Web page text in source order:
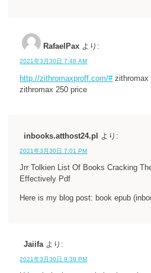
RafaelPax より:
2021年3月30日 7:48 AM
http://zithromaxproff.com/#zithromax
zithromax 250 price
inbooks.atthost24.pl より:
2021年3月30日 7:01 PM
Jrr Tolkien List Of Books Cracking
Effectively Pdf
Here is my blog post: book epub
Jaiifa より:
2021年3月30日 9:38 PM